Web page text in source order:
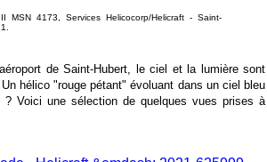
MSN 4173, Services Helicocorp/Helicraft - Saint-
de Saint-Hubert, le ciel et la lumière sont
hélico "rouge pétant" évoluant dans un ciel bleu
? Voici une sélection de quelques vues prises à